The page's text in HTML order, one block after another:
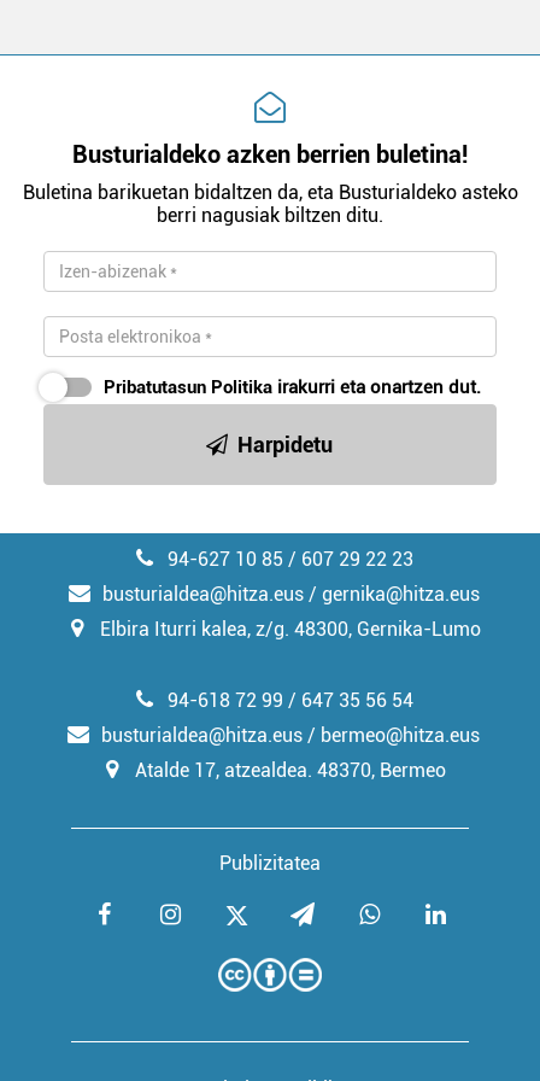
Busturialdeko azken berrien buletina!
Buletina barikuetan bidaltzen da, eta Busturialdeko asteko
berri nagusiak biltzen ditu.
Pribatutasun Politika irakurri eta onartzen dut.
Harpidetu
94-627 10 85 / 607 29 22 23
busturialdea@hitza.eus / gernika@hitza.eus
Elbira Iturri kalea, z/g. 48300, Gernika-Lumo
Publizitatea
94-618 72 99 / 647 35 56 54
busturialdea@hitza.eus / bermeo@hitza.eus
Atalde 17, atzealdea. 48370, Bermeo